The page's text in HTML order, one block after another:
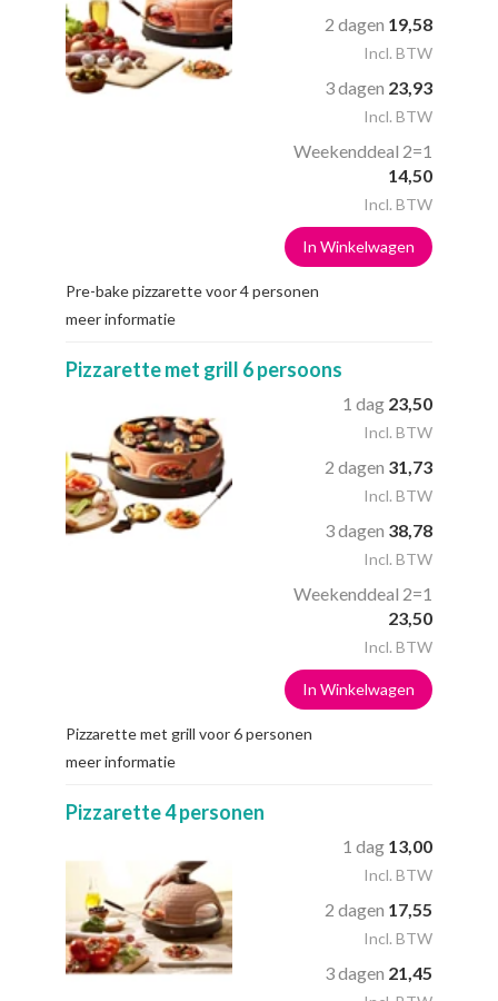
2 dagen 19,58
Incl. BTW
3 dagen 23,93
Incl. BTW
Weekenddeal 2=1
14,50
Incl. BTW
In Winkelwagen
Pre-bake pizzarette voor 4 personen
meer informatie
Pizzarette met grill 6 persoons
1 dag 23,50
Incl. BTW
2 dagen 31,73
Incl. BTW
3 dagen 38,78
Incl. BTW
Weekenddeal 2=1
23,50
Incl. BTW
In Winkelwagen
Pizzarette met grill voor 6 personen
meer informatie
Pizzarette 4 personen
1 dag 13,00
Incl. BTW
2 dagen 17,55
Incl. BTW
3 dagen 21,45